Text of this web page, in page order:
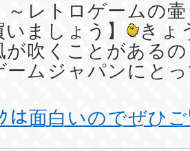
レトロゲームの壷
いましょう】
きょ
が吹くことがある
ームジャパンにと
は面白いのでぜひ